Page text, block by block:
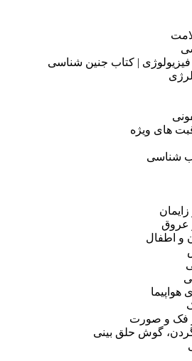
فیزیولوژی | کتاب جنین شناسی
های ویژه
شناسی
عروق
و اطفال
هواپیما
فک و صورت
گوش حلق بینی